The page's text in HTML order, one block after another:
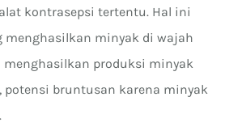
kontrasepsi tertentu. Hal ini
menghasilkan minyak di wajah
menghasilkan produksi minyak
potensi bruntusan karena minyak